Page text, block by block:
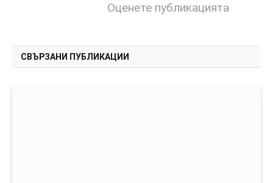
Оценете публикацията
СВЪРЗАНИ ПУБЛИКАЦИИ